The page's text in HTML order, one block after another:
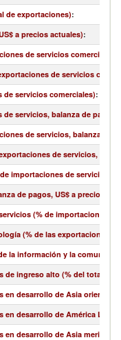
de exportaciones):
a precios actuales):
de servicios comerciales)
de servicios
de servicios comerciales):
servicios, balanza de pagos)
de servicios, balanza de
de servicios,
importaciones de servicios,
de pagos, US$ a precios
(% de importaciones
(% de las exportaciones
la información y la
de ingreso alto (% del total de
en desarrollo de Asia oriental
en desarrollo de América
en desarrollo de Asia